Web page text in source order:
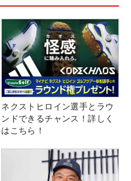
ネクストヒロイン選手とラウ
ンドできるチャンス！詳しく
はこちら！